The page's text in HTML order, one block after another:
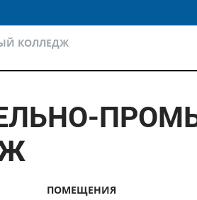
КОЛЛЕДЖ
ПОМЕЩЕНИЯ